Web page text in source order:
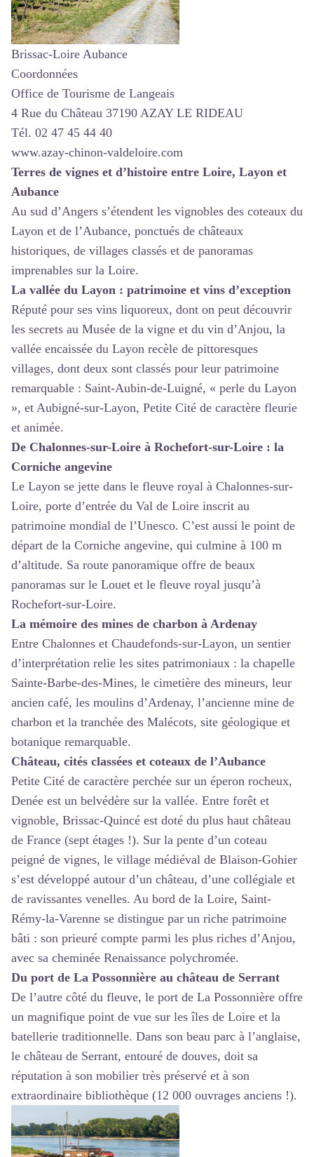
Brissac-Loire Aubance
Coordonnées
Office de Tourisme de Langeais
4 Rue du Château 37190 AZAY LE RIDEAU
Tél. 02 47 45 44 40
www.azay-chinon-valdeloire.com
Terres de vignes et d’histoire entre Loire, Layon et
Aubance
Au sud d’Angers s’étendent les vignobles des coteaux du
Layon et de l’Aubance, ponctués de châteaux
historiques, de villages classés et de panoramas
imprenables sur la Loire.
La vallée du Layon : patrimoine et vins d’exception
Réputé pour ses vins liquoreux, dont on peut découvrir
les secrets au Musée de la vigne et du vin d’Anjou, la
vallée encaissée du Layon recèle de pittoresques
villages, dont deux sont classés pour leur patrimoine
remarquable : Saint-Aubin-de-Luigné, « perle du Layon
», et Aubigné-sur-Layon, Petite Cité de caractère fleurie
et animée.
De Chalonnes-sur-Loire à Rochefort-sur-Loire : la
Corniche angevine
Le Layon se jette dans le fleuve royal à Chalonnes-sur-
Loire, porte d’entrée du Val de Loire inscrit au
patrimoine mondial de l’Unesco. C’est aussi le point de
départ de la Corniche angevine, qui culmine à 100 m
d’altitude. Sa route panoramique offre de beaux
panoramas sur le Louet et le fleuve royal jusqu’à
Rochefort-sur-Loire.
La mémoire des mines de charbon à Ardenay
Entre Chalonnes et Chaudefonds-sur-Layon, un sentier
d’interprétation relie les sites patrimoniaux : la chapelle
Sainte-Barbe-des-Mines, le cimetière des mineurs, leur
ancien café, les moulins d’Ardenay, l’ancienne mine de
charbon et la tranchée des Malécots, site géologique et
botanique remarquable.
Château, cités classées et coteaux de l’Aubance
Petite Cité de caractère perchée sur un éperon rocheux,
Denée est un belvédère sur la vallée. Entre forêt et
vignoble, Brissac-Quincé est doté du plus haut château
de France (sept étages !). Sur la pente d’un coteau
peigné de vignes, le village médiéval de Blaison-Gohier
s’est développé autour d’un château, d’une collégiale et
de ravissantes venelles. Au bord de la Loire, Saint-
Rémy-la-Varenne se distingue par un riche patrimoine
bâti : son prieuré compte parmi les plus riches d’Anjou,
avec sa cheminée Renaissance polychromée.
Du port de La Possonnière au château de Serrant
De l’autre côté du fleuve, le port de La Possonnière offre
un magnifique point de vue sur les îles de Loire et la
batellerie traditionnelle. Dans son beau parc à l’anglaise,
le château de Serrant, entouré de douves, doit sa
réputation à son mobilier très préservé et à son
extraordinaire bibliothèque (12 000 ouvrages anciens !).